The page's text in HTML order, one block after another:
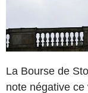
La Bourse de
note négative